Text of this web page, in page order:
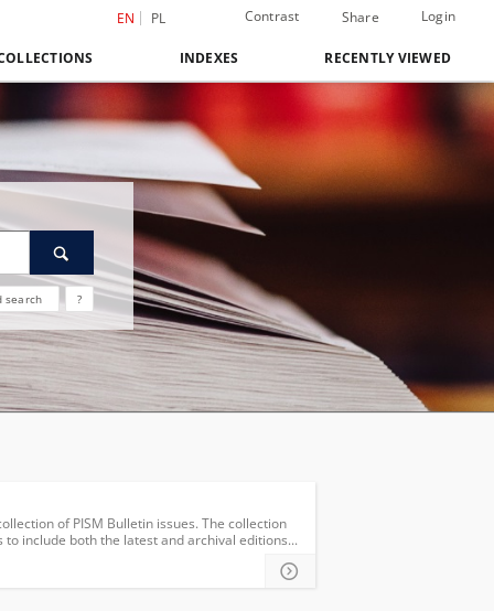
EN PL Contrast Share Login
INDEXES RECENTLY VIEWED
search ?
of PISM Bulletin issues. The collection
include both the latest and archival editions...